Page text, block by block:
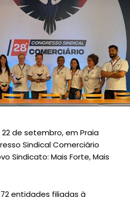
22 de setembro, em Praia
Sindical Comerciário
Sindicato: Mais Forte, Mais
entidades filiadas à